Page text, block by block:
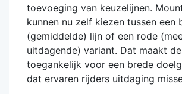
toevoeging van keuzelijnen.
kunnen nu zelf kiezen tussen een
(gemiddelde) lijn of een rode
uitdagende) variant. Dat maakt
toegankelijk voor een brede
dat ervaren rijders uitdaging